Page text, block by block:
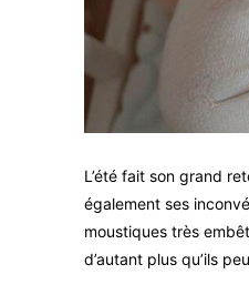
L’été fait son grand
également ses
moustiques très
d’autant plus qu’ils